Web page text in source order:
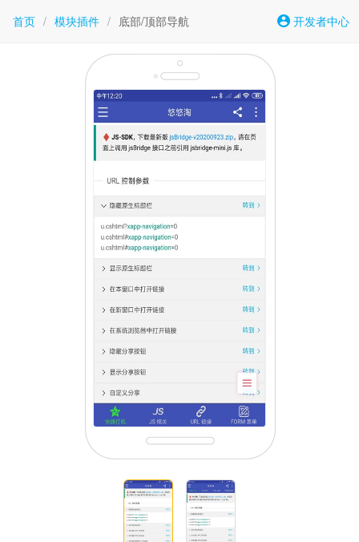
首页 / 模块插件 / 底部/顶部导航 开发者中心